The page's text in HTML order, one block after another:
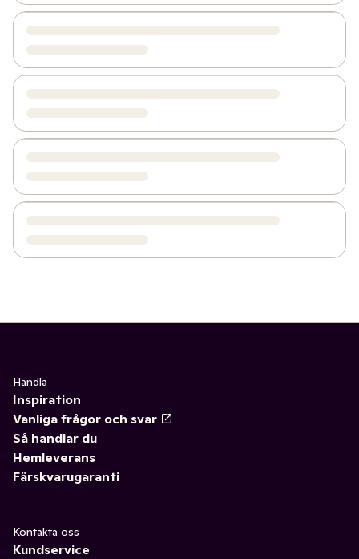
Handla
Inspiration
Vanliga frågor och svar
Så handlar du
Hemleverans
Färskvarugaranti
Kontakta oss
Kundservice